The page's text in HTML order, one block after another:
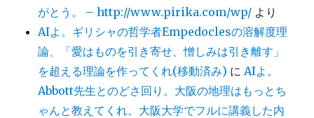
がとう。 – http://www.pirika.com/wp/ より
AIよ。ギリシャの哲学者Empedoclesの溶解度理
論、「愛はものを引き寄せ、憎しみは引き離す」
を超える理論を作ってくれ(移動済み) に AIよ。
Abbott先生とのどさ回り。大阪の地理はもっとち
ゃんと教えてくれ。大阪大学でフルに講義した内